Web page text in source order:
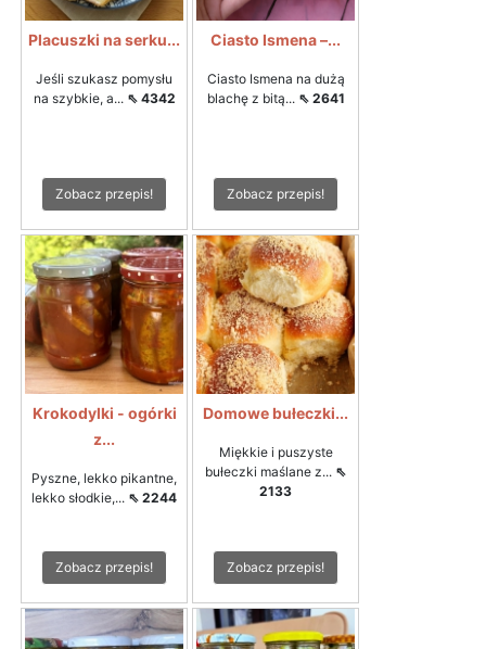
Placuszki na serku...
Jeśli szukasz pomysłu
na szybkie, a... ⇖ 4342
Zobacz przepis!
Ciasto Ismena –...
Ciasto Ismena na dużą
blachę z bitą... ⇖ 2641
Zobacz przepis!
Krokodylki - ogórki
z...
Pyszne, lekko pikantne,
lekko słodkie,... ⇖ 2244
Zobacz przepis!
Domowe bułeczki...
Miękkie i puszyste
bułeczki maślane z... ⇖
2133
Zobacz przepis!